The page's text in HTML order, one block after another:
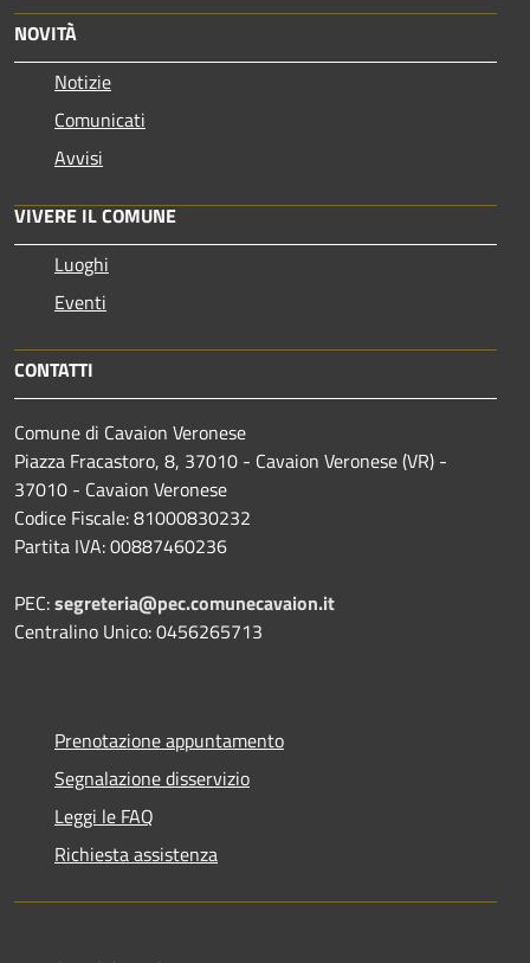
NOVITÀ
Notizie
Comunicati
Avvisi
VIVERE IL COMUNE
Luoghi
Eventi
CONTATTI
Comune di Cavaion Veronese
Piazza Fracastoro, 8, 37010 - Cavaion Veronese (VR) -
37010 - Cavaion Veronese
Codice Fiscale: 81000830232
Partita IVA: 00887460236
PEC:segreteria@pec.comunecavaion.it
Centralino Unico: 0456265713
Prenotazione appuntamento
Segnalazione disservizio
Leggi le FAQ
Richiesta assistenza